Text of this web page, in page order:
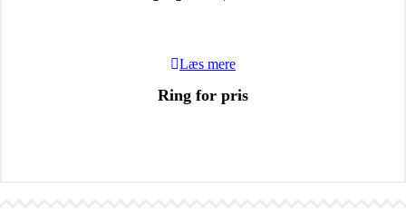
Læs mere
Ring for pris